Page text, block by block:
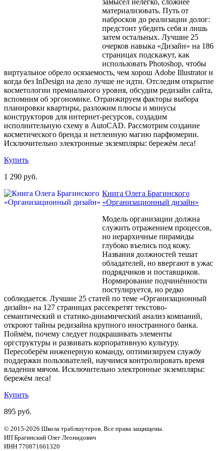
замысел нелегко, сложнее
материализовать. Путь от
набросков до реализации долог:
предстоит убедить себя и лишь
затем остальных. Лучшие 25
очерков навыка «Дизайн» на 186
страницах подскажут, как
использовать Photoshop, чтобы
виртуальное обрело осязаемость, чем хорош Adobe Illustrator и
когда без InDesign на дело лучше не идти. Отследим открытие
косметологии премиального уровня, обсудим редизайн сайта,
вспомним об эргономике. Отранжируем факторы выбора
планировки квартиры, разложим плюсы и минусы
конструкторов для интернет-ресурсов, создадим
исполнительную схему в AutoCAD. Рассмотрим создание
косметического бренда и нетленную магию парфюмерии.
Исключительно электронные экземпляры: бережём леса!
Купить
1 290 руб.
Книга Олега Брагинского
«Организационный дизайн»
Модель организации должна
служить отражением процессов,
но иерархичные пирамиды
глубоко въелись под кожу.
Названия должностей тешат
обладателей, но ввергают в ужас
подрядчиков и поставщиков.
Нормирование подчинённости
постулируется, но редко
соблюдается. Лучшие 25 статей по теме «Организационный
дизайн» на 127 страницах рассекретят текстово-
семантический и статико-динамический анализ компаний,
откроют тайны редизайна крупного иностранного банка.
Поймём, почему следует подкрашивать элементы
оргструктуры и развивать корпоративную культуру.
Пересоберём инженерную команду, оптимизируем службу
поддержки пользователей, научимся контролировать время
владения мячом. Исключительно электронные экземпляры:
бережём леса!
Купить
895 руб.
© 2015-2026 Школа траблшутеров. Все права защищены.
ИП Брагинский Олег Леонидович
ИНН 770871661320